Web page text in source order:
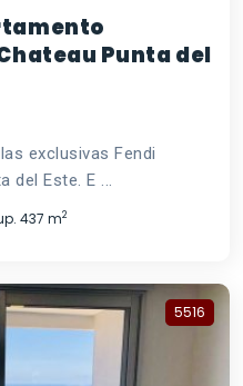
Punta del
exclusivas Fendi
Este. E ...
437 m2
5516